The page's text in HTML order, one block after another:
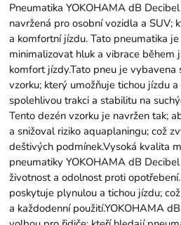
Pneumatika YOKOHAMA dB
navržená pro osobní vozidla a SUV;
a komfortní jízdu. Tato pneumatika
minimalizovat hluk a vibrace během
komfort jízdy.Tato pneu je vybavena
vzorku; který umožňuje tichou jízdu
spolehlivou trakci a stabilitu na
Tento dezén vzorku je navržen tak;
a snižoval riziko aquaplaningu; což
deštivých podmínek.Vysoká kvalita
pneumatiky YOKOHAMA dB
životnost a odolnost proti
poskytuje plynulou a tichou jízdu;
a každodenní použití.YOKOHAMA